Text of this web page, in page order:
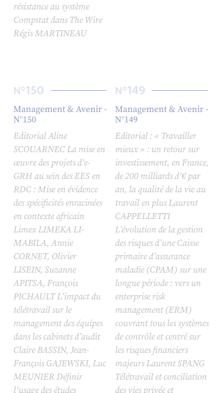
résistance au système
Compstat dansThe Wire
Régis MARTINEAU
N°150
Management & Avenir -
N°150
Editorial Aline
SCOUARNEC La mise en
œuvre des projets d’e-
GRH au sein des EES en
RDC : Mise en évidence
des spécificités enracinées
en contexte africain
Limex LIMEKA LI-
MABILA, Annie
CORNET, Olivier
LISEIN, Suzanne
APITSA, François
PICHAULT L’impact du
télétravail sur le
management des équipes
dans les cabinets d’audit
Claire BASSIN, Jean-
François GAJEWSKI, Luc
MEUNIER Définir
l’usage des études
N°149
Management & Avenir -
N°149
Editorial : « Travailler
mieux » : un retour sur
investissement, en France,
de 200 milliards d’€ par
an, la qualité de la vie au
travail en plus Laurent
CAPPELLETTI
L’évolution de la gestion
des risques d’une Caisse
primaire d’assurance
maladie (CPAM) sur une
longue période : vers un
enterprise risk
management (ERM)
couvrant tous les systèmes
de contrôle et centré sur
les risques financiers
majeurs Laurent SPANG
Télétravail et conciliation
des vies privée et